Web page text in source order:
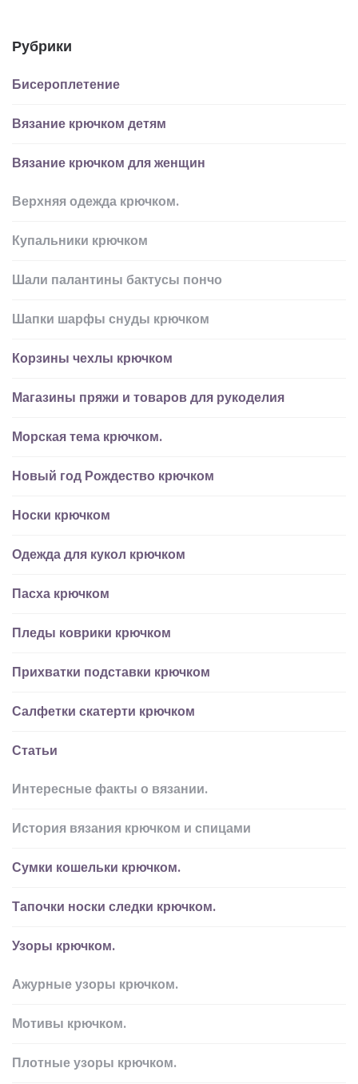
Рубрики
Бисероплетение
Вязание крючком детям
Вязание крючком для женщин
Верхняя одежда крючком.
Купальники крючком
Шали палантины бактусы пончо
Шапки шарфы снуды крючком
Корзины чехлы крючком
Магазины пряжи и товаров для рукоделия
Морская тема крючком.
Новый год Рождество крючком
Носки крючком
Одежда для кукол крючком
Пасха крючком
Пледы коврики крючком
Прихватки подставки крючком
Салфетки скатерти крючком
Статьи
Интересные факты о вязании.
История вязания крючком и спицами
Сумки кошельки крючком.
Тапочки носки следки крючком.
Узоры крючком.
Ажурные узоры крючком.
Мотивы крючком.
Плотные узоры крючком.